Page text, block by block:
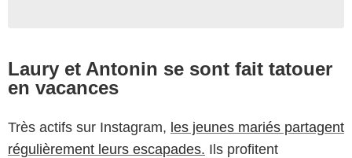
Laury et Antonin se sont fait tatouer
en vacances
Très actifs sur Instagram, les jeunes mariés partagent
régulièrement leurs escapades. Ils profitent